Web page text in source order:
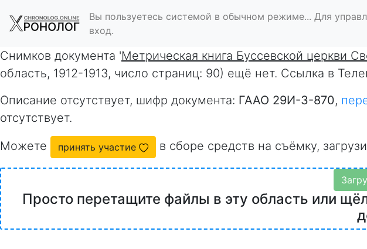
Вы пользуетесь системой в обычном режиме... Для
вход.
Снимков документа 'Метрическая книга Буссевской церкви
область, 1912-1913, число страниц: 90) ещё нет. Ссылка в
Описание отсутствует, шифр документа: ГААО 29И-3-870,
отсутствует.
Можете принять участие в сборе средств на съёмку,
Просто перетащите файлы в эту область или